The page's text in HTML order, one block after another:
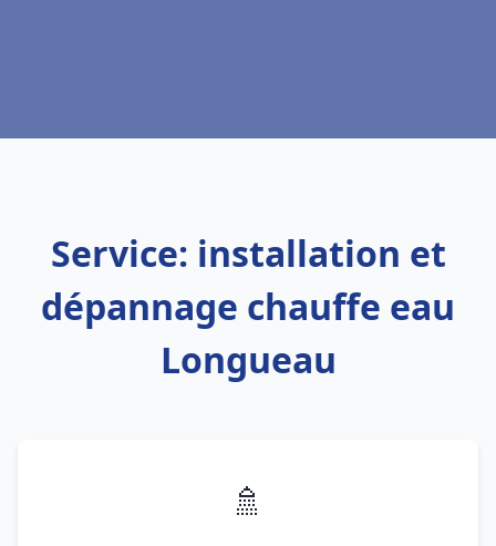
Service: installation et
dépannage chauffe eau
Longueau
🚿